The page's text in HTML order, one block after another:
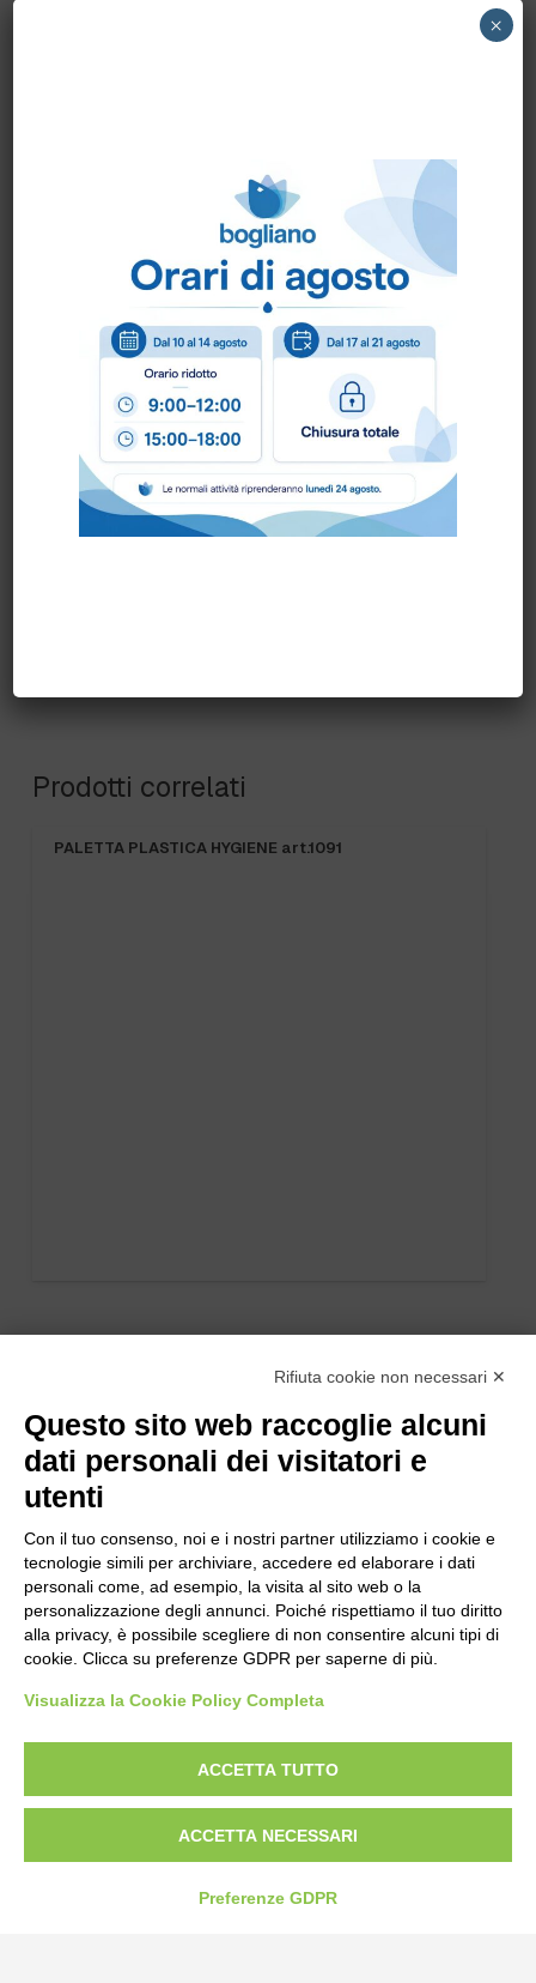
Misure: 410 x 55 mm setole in poliestere PBT
Come ordinare?
Puoi ordinare chiamando al0172 478161oppure
scrivendo una mail ainfo@bogliano.it.
Per ogni informazione siamo a disposizione.
COLORE:BIANCO,BLU ,GENERICA,GIALLO
ROSSO,VERDE
Prodotti correlati
PALETTA PLASTICA HYGIENE art.1091
Strada Statale 231 Alba-Bra
Borgo San Martino 44, 12060 Pocapaglia CN
×
Rifiuta cookie non necessari ✕
Questo sito web raccoglie alcuni
dati personali dei visitatori e
utenti
Con il tuo consenso, noi e i nostri partner utilizziamo i cookie e
tecnologie simili per archiviare, accedere ed elaborare i dati
personali come, ad esempio, la visita al sito web o la
personalizzazione degli annunci. Poiché rispettiamo il tuo diritto
alla privacy, è possibile scegliere di non consentire alcuni tipi di
cookie. Clicca su preferenze GDPR per saperne di più.
Visualizza la Cookie Policy Completa
ACCETTA TUTTO
ACCETTA NECESSARI
Preferenze GDPR